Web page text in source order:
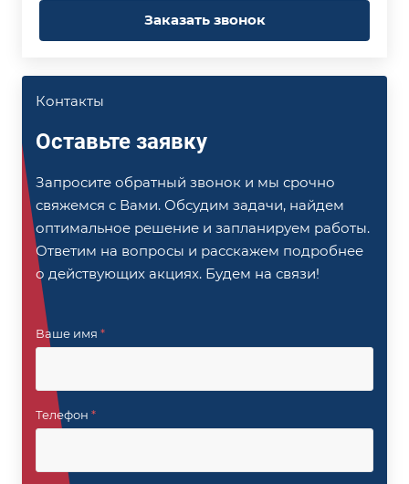
Заказать звонок
Контакты
Оставьте заявку
Запросите обратный звонок и мы срочно
свяжемся с Вами. Обсудим задачи, найдем
оптимальное решение и запланируем работы.
Ответим на вопросы и расскажем подробнее
о действующих акциях. Будем на связи!
Ваше имя *
Телефон *